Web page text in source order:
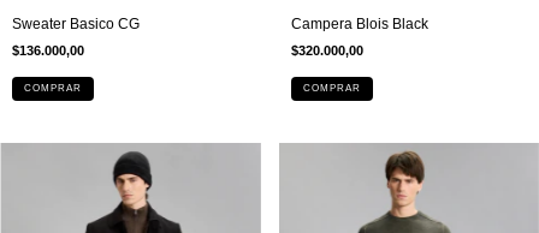
Sweater Basico CG
$136.000,00
COMPRAR
Campera Blois Black
$320.000,00
COMPRAR